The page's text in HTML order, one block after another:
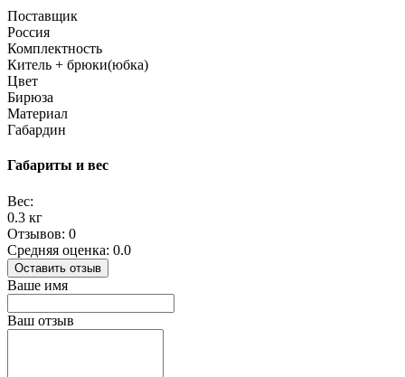
Поставщик
Россия
Комплектность
Китель + брюки(юбка)
Цвет
Бирюза
Материал
Габардин
Габариты и вес
Вес:
0.3 кг
Отзывов: 0
Средняя оценка: 0.0
Оставить отзыв
Ваше имя
Ваш отзыв